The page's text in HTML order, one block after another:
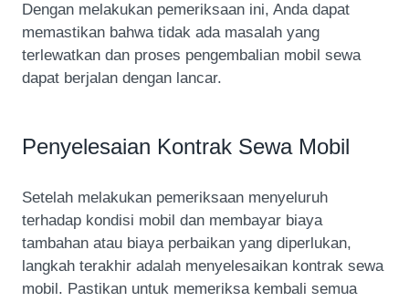
Dengan melakukan pemeriksaan ini, Anda dapat
memastikan bahwa tidak ada masalah yang
terlewatkan dan proses pengembalian mobil sewa
dapat berjalan dengan lancar.
Penyelesaian Kontrak Sewa Mobil
Setelah melakukan pemeriksaan menyeluruh
terhadap kondisi mobil dan membayar biaya
tambahan atau biaya perbaikan yang diperlukan,
langkah terakhir adalah menyelesaikan kontrak sewa
mobil. Pastikan untuk memeriksa kembali semua